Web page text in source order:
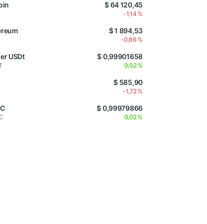
$ 64 120,45
-1,14 %
$ 1 894,53
-0,86 %
USDt $ 0,99901658
0,02 %
$ 585,90
-1,72 %
$ 0,99979866
0,02 %